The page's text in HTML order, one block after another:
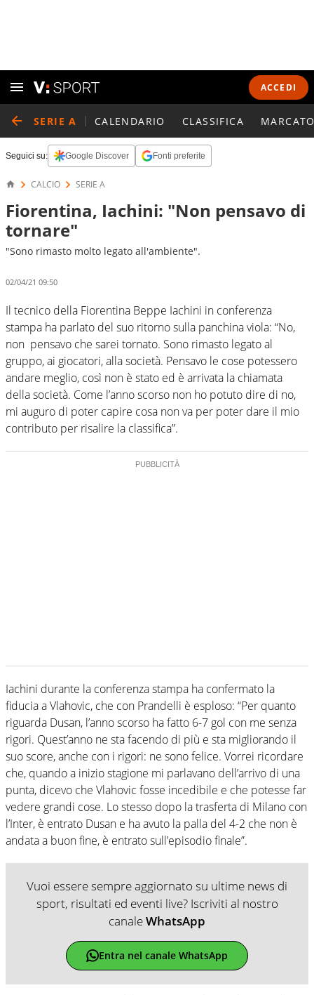
ACCEDI
SERIE A CALENDARIO CLASSIFICA
Seguici su: Google Discover Fonti preferite
CALCIO SERIE A
Fiorentina, Iachini: "Non pensavo di
tornare"
"Sono rimasto molto legato all'ambiente".
02/04/21 09:50
Il tecnico della Fiorentina Beppe Iachini in conferenza
stampa ha parlato del suo ritorno sulla panchina viola: “No,
non pensavo che sarei tornato. Sono rimasto legato al
gruppo, ai giocatori, alla società. Pensavo le cose potessero
andare meglio, così non è stato ed è arrivata la chiamata
della società. Come l’anno scorso non ho potuto dire di no,
mi auguro di poter capire cosa non va per poter dare il mio
contributo per risalire la classifica”.
Iachini durante la conferenza stampa ha confermato la
fiducia a Vlahovic, che con Prandelli è esploso: “Per quanto
riguarda Dusan, l’anno scorso ha fatto 6-7 gol con me senza
rigori. Quest’anno ne sta facendo di più e sta migliorando il
suo score, anche con i rigori: ne sono felice. Vorrei ricordare
che, quando a inizio stagione mi parlavano dell’arrivo di una
punta, dicevo che Vlahovic fosse incedibile e che potesse far
vedere grandi cose. Lo stesso dopo la trasferta di Milano con
l’Inter, è entrato Dusan e ha avuto la palla del 4-2 che non è
andata a buon fine, è entrato sull’episodio finale”.
Vuoi essere sempre aggiornato su ultime news di
sport, risultati ed eventi live? Iscriviti al nostro
canaleWhatsApp
Entra nel canale WhatsApp